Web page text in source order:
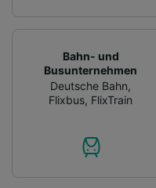
Bahn- und
Busunternehmen
Deutsche Bahn,
Flixbus, FlixTrain